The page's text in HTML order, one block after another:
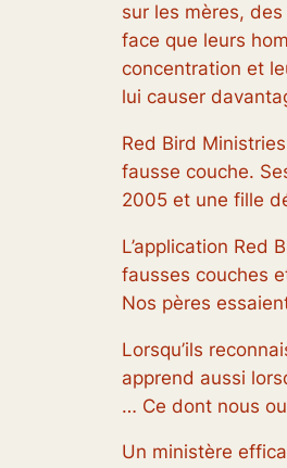
sur les mères,
face que leurs
concentration et
lui causer
Red Bird
fausse couche.
2005 et une fille
L’application Red
fausses couches
Nos pères
Lorsqu’ils
apprend aussi
… Ce dont nous
Un ministère